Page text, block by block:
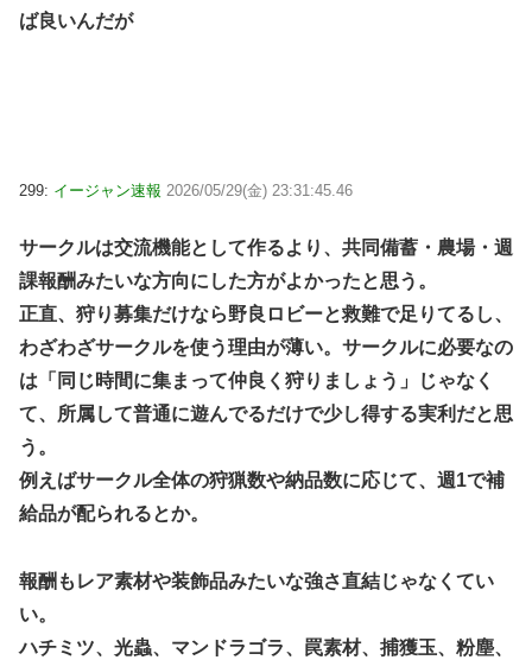
ば良いんだが
299: イージャン速報 2026/05/29(金) 23:31:45.46
サークルは交流機能として作るより、共同備蓄・農場・週
課報酬みたいな方向にした方がよかったと思う。
正直、狩り募集だけなら野良ロビーと救難で足りてるし、
わざわざサークルを使う理由が薄い。サークルに必要なの
は「同じ時間に集まって仲良く狩りましょう」じゃなく
て、所属して普通に遊んでるだけで少し得する実利だと思
う。
例えばサークル全体の狩猟数や納品数に応じて、週1で補
給品が配られるとか。
報酬もレア素材や装飾品みたいな強さ直結じゃなくてい
い。
ハチミツ、光蟲、マンドラゴラ、罠素材、捕獲玉、粉塵、